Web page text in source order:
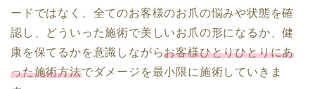
ードではなく、全てのお客様のお爪の悩みや状態を確
認し、どういった施術で美しいお爪の形になるか、健
康を保てるかを意識しながらお客様ひとりひとりにあ
った施術方法でダメージを最小限に施術していきま